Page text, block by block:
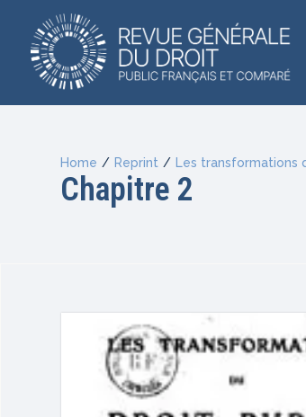
Home / Reprint / Les transformations
Chapitre 2